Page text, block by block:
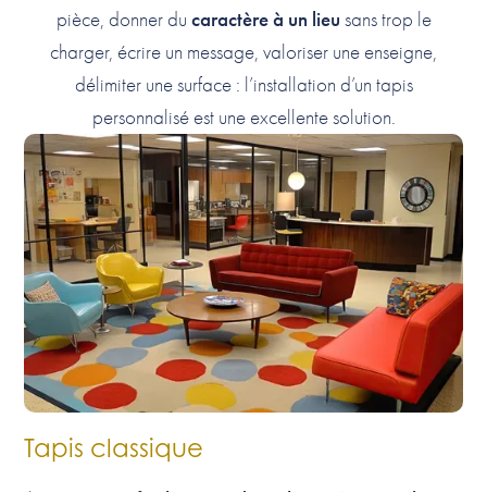
pièce, donner du caractère à un lieu sans trop le
charger, écrire un message, valoriser une enseigne,
délimiter une surface : l’installation d’un tapis
personnalisé est une excellente solution.
Tapis classique